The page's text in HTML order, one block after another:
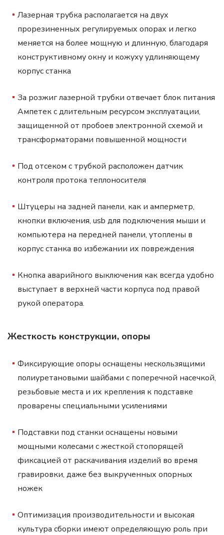
Лазерная трубка располагается на двух
прорезиненных регулируемых опорах и легко
меняется на более мощную и длинную, благодаря
конструктивному окну и кожуху удлиняющему
корпус станка
За розжиг лазерной трубки отвечает блок питания
Ампетек с длительным ресурсом эксплуатации,
защищенной от пробоев электронной схемой и
трансформаторами повышенной мощности
Под отсеком с трубкой расположен датчик
контроля протока теплоносителя
Штуцеры на задней панели, как и амперметр,
кнопки включения, usb для подключения мыши и
компьютера на передней панели, утоплены в
корпус станка во избежании их повреждения
Кнопка аварийного выключения как всегда удобно
выступает в верхней части корпуса под правой
рукой оператора.
Жесткость конструкции, опоры
Фиксирующие опоры оснащены нескользящими
полиуретановыми шайбами с поперечной насечкой,
резьбовые места и их крепления к подставке
проварены специальными усилениями
Подставки под станки оснащены новыми
мощными колесами с жесткой стопорящей
фиксацией от раскачивания изделий во время
гравировки, даже без выкрученных опорных
ножек
Оптимизация производительности и высокая
культура сборки имеют определяющую роль при